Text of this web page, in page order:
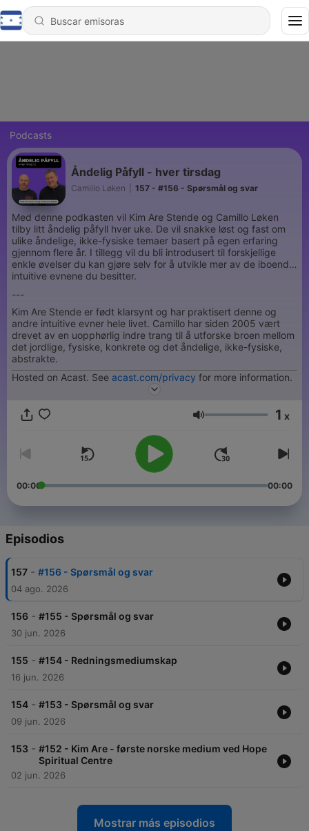
Podcasts
Åndelig Påfyll - hver tirsdag
Camillo Løken 157 - #156 - Spørsmål og svar
Med denne podkasten vil Kim Are Stende og Camillo Løken
tilby litt åndelig påfyll hver uke. De vil snakke løst og fast om
ulike åndelige, ikke-fysiske temaer basert på egen erfaring
gjennom flere år. I tillegg vil du bli introdusert til forskjellige
enkle øvelser du kan gjøre selv for å utvikle mer av de iboende
intuitive evnene du besitter.
---
Kim Are Stende er født klarsynt og har praktisert denne og
andre intuitive evner hele livet. Camillo har siden 2005 vært
drevet av en uopphørlig indre trang til å utforske broen mellom
det jordlige, fysiske, konkrete og det åndelige, ikke-fysiske,
abstrakte.
Hosted on Acast. See acast.com/privacy for more information.
Volumen 1 x
00:00 00:00
Episodios
157 - #156 - Spørsmål og svar
04 ago. 2026
156 - #155 - Spørsmål og svar
30 jun. 2026
155 - #154 - Redningsmediumskap
16 jun. 2026
154 - #153 - Spørsmål og svar
09 jun. 2026
153 - #152 - Kim Are - første norske medium ved Hope
Spiritual Centre
02 jun. 2026
Mostrar más episodios